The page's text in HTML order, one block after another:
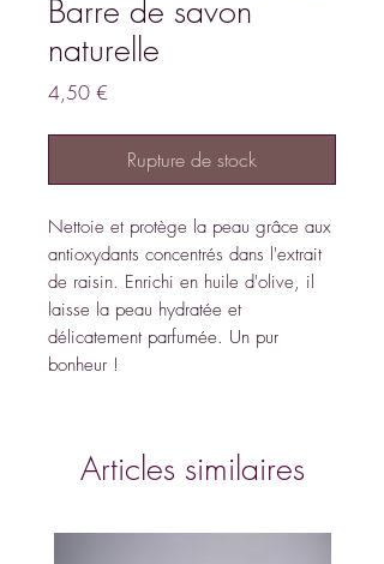
Barre de savon
naturelle
4,50 €
Rupture de stock
Nettoie et protège la peau grâce aux
antioxydants concentrés dans l'extrait
de raisin. Enrichi en huile d'olive, il
laisse la peau hydratée et
délicatement parfumée. Un pur
bonheur !
Articles similaires